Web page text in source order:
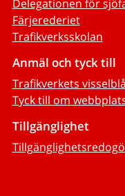
Delegationen för
Färjerederiet
Trafikverksskolan
Anmäl och tyck till
Trafikverkets
Tyck till om
Tillgänglighet